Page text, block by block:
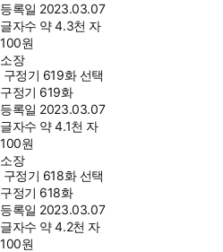
등록일 2023.03.07
글자수 약 4.3천 자
100원
소장
구정기 619화 선택
구정기 619화
등록일 2023.03.07
글자수 약 4.1천 자
100원
소장
구정기 618화 선택
구정기 618화
등록일 2023.03.07
글자수 약 4.2천 자
100원